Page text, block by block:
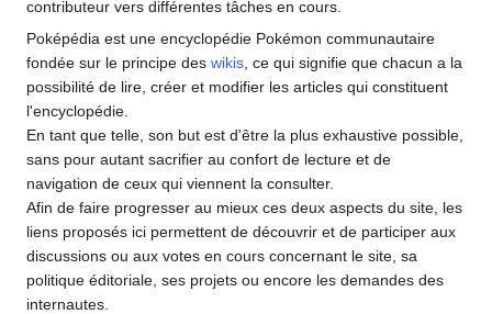
contributeur vers différentes tâches en cours.
Poképédia est une encyclopédie Pokémon communautaire
fondée sur le principe des wikis , ce qui signifie que chacun a la
possibilité de lire, créer et modifier les articles qui constituent
l'encyclopédie.
En tant que telle, son but est d'être la plus exhaustive possible,
sans pour autant sacrifier au confort de lecture et de
navigation de ceux qui viennent la consulter.
Afin de faire progresser au mieux ces deux aspects du site, les
liens proposés ici permettent de découvrir et de participer aux
discussions ou aux votes en cours concernant le site, sa
politique éditoriale, ses projets ou encore les demandes des
internautes.